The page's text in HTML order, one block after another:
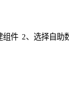
件 2、选择自